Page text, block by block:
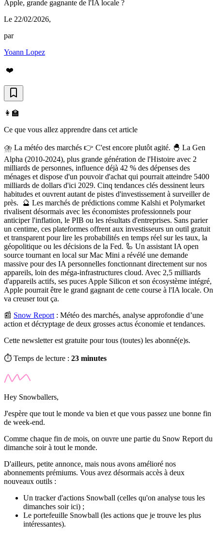
Apple, grande gagnante de l'IA locale ?
Le 22/02/2026,
par
Yoann Lopez
❤️
👩‍🏫
Ce que vous allez apprendre dans cet article
⛈️ La météo des marchés 👉 C'est encore plutôt agité. 🐣 La Gen
Alpha (2010-2024), plus grande génération de l'Histoire avec 2
milliards de personnes, influence déjà 42 % des dépenses des
ménages et dispose d'un pouvoir d'achat qui pourrait atteindre 5400
milliards de dollars d'ici 2029. Cinq tendances clés dessinent leurs
habitudes et ouvrent autant de pistes d'investissement à surveiller de
près. 🔮 Les marchés de prédictions comme Kalshi et Polymarket
rivalisent désormais avec les économistes professionnels pour
anticiper l'inflation, le PIB ou les résultats d'entreprises. Sans parier
un centime, ces plateformes offrent aux investisseurs un outil gratuit
et transparent pour lire les probabilités en temps réel sur les taux, la
géopolitique ou les décisions de la Fed. 🦾 Un assistant IA open
source tournant en local sur Mac Mini a révélé une demande
massive pour des IA personnelles fonctionnant directement sur nos
appareils, loin des méga-infrastructures cloud. Avec 2,5 milliards
d'appareils actifs, ses puces Apple Silicon et son écosystème intégré,
Apple pourrait être le grand gagnant de cette course à l'IA locale. On
va creuser tout ça.
📰 Snow Report : Météo des marchés, analyse approfondie d’une
action et décryptage de deux grosses actus économie et tendances.
Cette newsletter est gratuite pour tous (toutes) les abonné(e)s.
⏱️ Temps de lecture : 23 minutes
Hey Snowballers,
J'espère que tout le monde va bien et que vous passez une bonne fin
de week-end.
Comme chaque fin de mois, on ouvre une partie du Snow Report du
dimanche soir à tout le monde.
D'ailleurs, petite annonce, mais nous avons amélioré nos
abonnements prémiums. Vous avez désormais accès à deux
nouveaux outils :
Un tracker d'actions Snowball (celles qu'on analyse tous les
dimanches soir ici) ;
Le portefeuille Snowball (les actions que je trouve les plus
intéressantes).